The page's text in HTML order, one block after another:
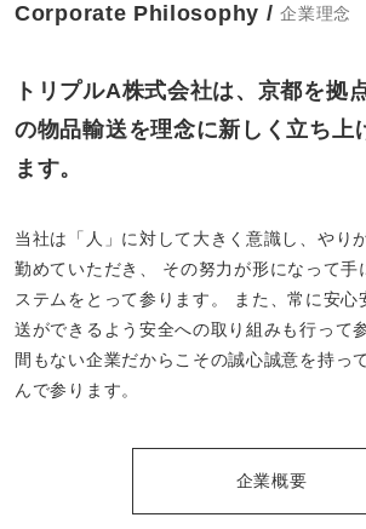
Corporate Philosophy /企業理念
トリプルA株式会社は、京都を拠
の物品輸送を理念に新しく立ち上
ます。
当社は「人」に対して大きく意識し、やり
勤めていただき、
その努力が形になって手
ステムをとって参ります。
また、常に安
送ができるよう安全への取り組みも行って
間もない企業だからこその誠心誠意を持っ
んで参ります。
企業概要